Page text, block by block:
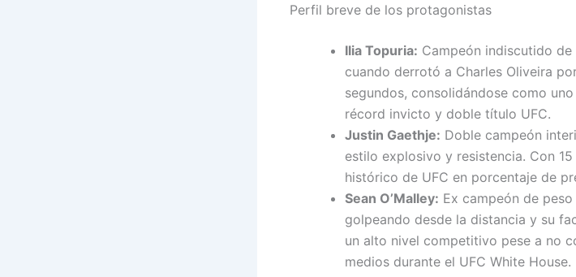
Perfil breve de los protagonistas
Ilia Topuria: Campeón indiscutido
cuando derrotó a Charles Oliveira
segundos, consolidándose como
récord invicto y doble título UFC.
Justin Gaethje: Doble campeón
estilo explosivo y resistencia. Con
histórico de UFC en porcentaje de
Sean O’Malley: Ex campeón de
golpeando desde la distancia y su
un alto nivel competitivo pese a no
medios durante el UFC White House.